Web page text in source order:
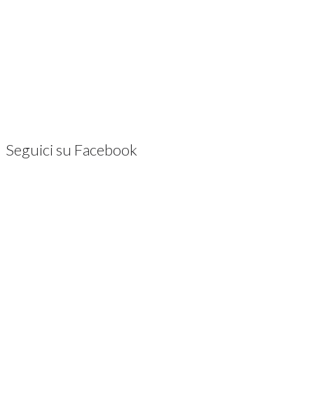
Seguici su Facebook